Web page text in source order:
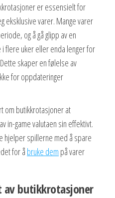
er essensielt for
eksklusive varer. Mange varer
og å gå glipp av en
flere uker eller enda lenger for
skaper en følelse av
for oppdateringer
om butikkrotasjoner at
in-game valutaen sin effektivt.
hjelper spillerne med å spare
for å bruke dem på varer
av butikkrotasjoner